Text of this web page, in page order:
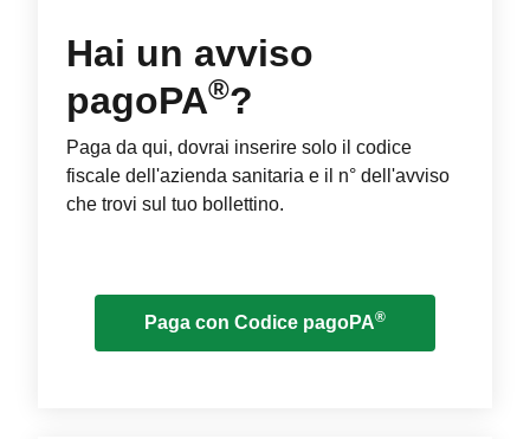
Hai un avviso
pagoPA®?
Paga da qui, dovrai inserire solo il codice
fiscale dell'azienda sanitaria e il n° dell'avviso
che trovi sul tuo bollettino.
Paga con Codice pagoPA®